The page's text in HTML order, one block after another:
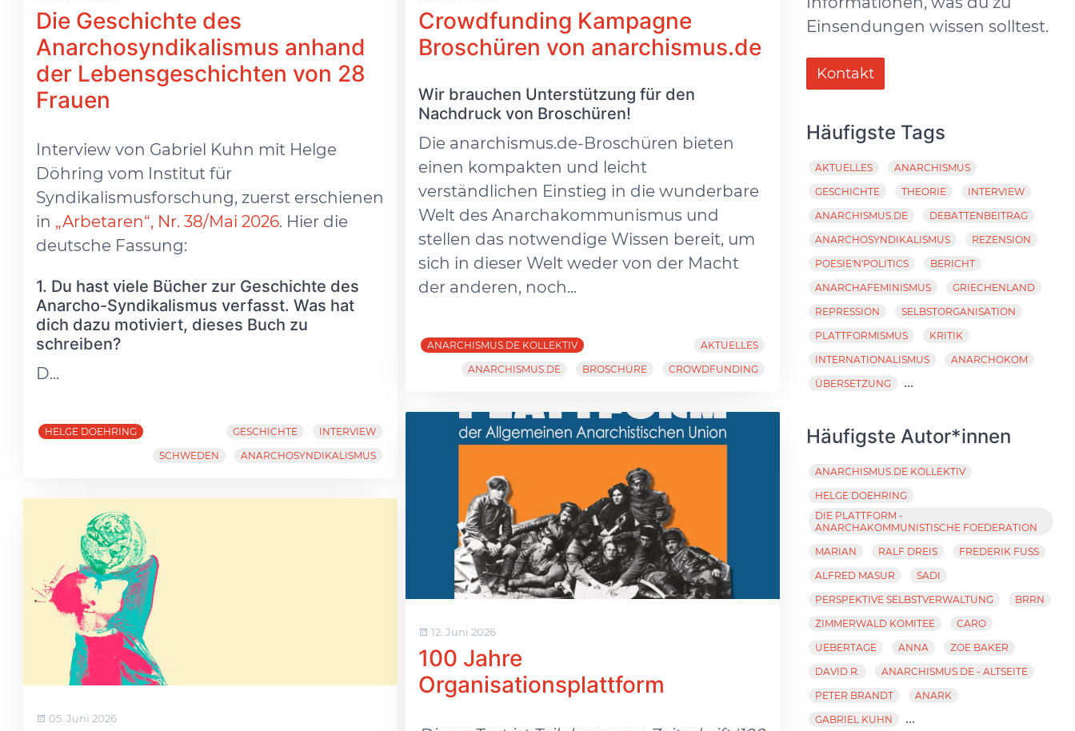
Die Geschichte des
Anarchosyndikalismus anhand
der Lebensgeschichten von 28
Frauen
Interview von Gabriel Kuhn mit Helge
Döhring vom Institut für
Syndikalismusforschung, zuerst erschienen
in „Arbetaren“, Nr. 38/Mai 2026. Hier die
deutsche Fassung:
1. Du hast viele Bücher zur Geschichte des
Anarcho-Syndikalismus verfasst. Was hat
dich dazu motiviert, dieses Buch zu
schreiben?
D...
HELGE DOEHRING GESCHICHTE
INTERVIEW
SCHWEDEN
ANARCHOSYNDIKALISMUS
05. Juni 2026
Crowdfunding Kampagne
Broschüren von anarchismus.de
Wir brauchen Unterstützung für den
Nachdruck von Broschüren!
Die anarchismus.de-Broschüren bieten
einen kompakten und leicht
verständlichen Einstieg in die wunderbare
Welt des Anarchakommunismus und
stellen das notwendige Wissen bereit, um
sich in dieser Welt weder von der Macht
der anderen, noch...
ANARCHISMUS.DE KOLLEKTIV
AKTUELLES
ANARCHISMUS.DE
BROSCHÜRE CROWDFUNDING
12. Juni 2026
100 Jahre
Organisationsplattform
Einsendungen wissen solltest.
Kontakt
Häufigste Tags
AKTUELLES
ANARCHISMUS
GESCHICHTE
THEORIE
INTERVIEW
ANARCHISMUS.DE
DEBATTENBEITRAG
ANARCHOSYNDIKALISMUS
REZENSION
POESIE'N'POLITICS
BERICHT
ANARCHAFEMINISMUS
GRIECHENLAND
REPRESSION
SELBSTORGANISATION
PLATTFORMISMUS
KRITIK
INTERNATIONALISMUS
ANARCHOKOM
ÜBERSETZUNG
...
Häufigste Autor*innen
ANARCHISMUS.DE KOLLEKTIV
HELGE DOEHRING
DIE PLATTFORM -
ANARCHAKOMMUNISTISCHE FOEDERATION
MARIAN
RALF DREIS
FREDERIK FUSS
ALFRED MASUR
SADI
PERSPEKTIVE SELBSTVERWALTUNG
BRRN
ZIMMERWALD KOMITEE
CARO
UEBERTAGE
ANNA
ZOE BAKER
DAVID R.
ANARCHISMUS.DE - ALTSEITE
PETER BRANDT
ANARK
GABRIEL KUHN
...